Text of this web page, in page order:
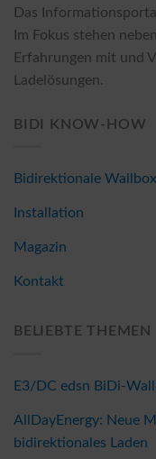
Das
Im Fokus stehen
Erfahrungen mit und
Ladelösungen.
BIDI KNOW-HOW
Bidirektionale
Installation
Magazin
Kontakt
BELIEBTE THEMEN
E3/DC edsn BiDi-
AllDayEnergy: Neue
bidirektionales Laden